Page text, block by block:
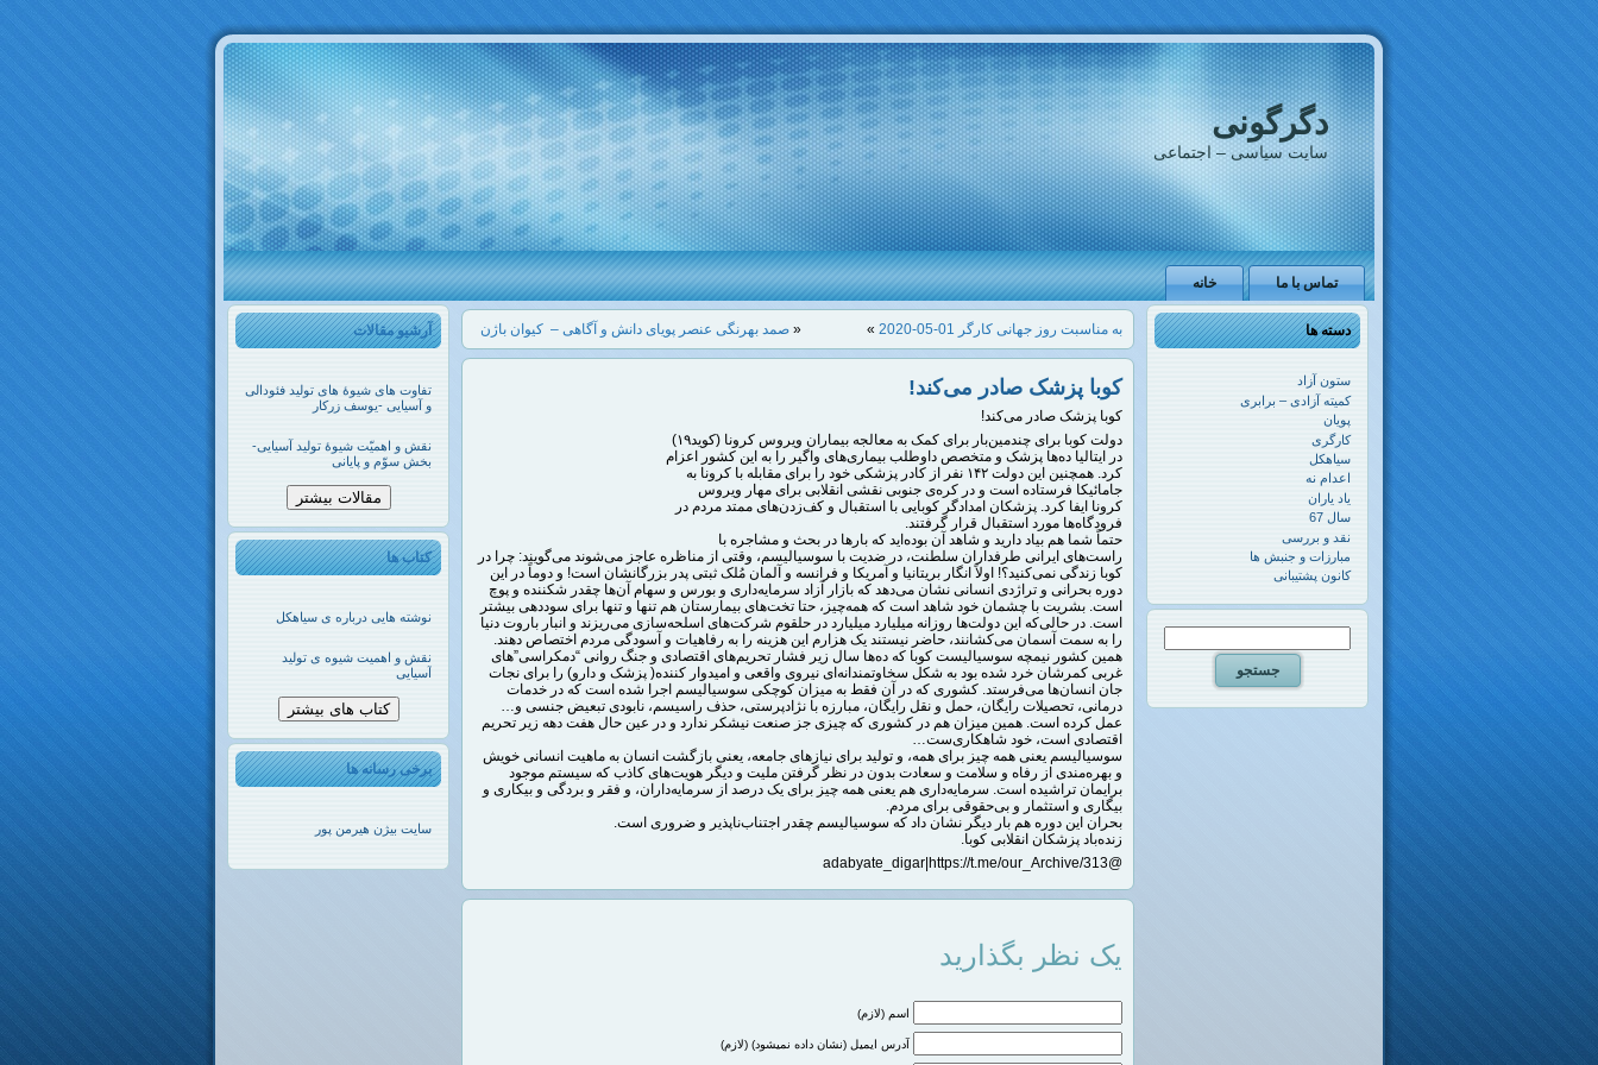
دگرگونی
سایت سیاسی – اجتماعی
خانه تماس با ما
آرشیو مقالات
تفاوت های شیوۀ های تولید فئودالی
و آسیایی -یوسف زرکار
نقش و اهمیّت شیوۀ تولید آسیایی-
بخش سوّم و پایانی
مقالات بیشتر
کتاب ها
نوشته هایی درباره ی سیاهکل
نقش و اهمیت شیوه ی تولید
آسیایی
کتاب های بیشتر
برخی رسانه ها
سایت بیژن هیرمن پور
« صمد بهرنگی عنصر پویای دانش و آگاهی – کیوان باژن به مناسبت روز جهانی کارگر 01-05-2020 »
کوبا پزشک صادر می‌کند!
کوبا پزشک صادر می‌کند!
دولت کوبا برای چندمین‌بار برای کمک به معالجه بیماران ویروس کرونا (کوید۱۹)
در ایتالیا ده‌ها پزشک و متخصص داوطلب بیماری‌های واگیر را به این کشور اعزام
کرد. ‏همچنین این دولت ۱۴۲ نفر از کادر پزشکی خود را برای مقابله با کرونا به
جامائیکا فرستاده است و در کره‌ی جنوبی نقشی انقلابی برای مهار ویروس
کرونا ایفا کرد. پزشکان امدادگر کوبایی با استقبال و کف‌زدن‌های ممتد مردم در
فرودگاه‌ها مورد استقبال قرار گرفتند.
حتماً شما هم بیاد دارید و شاهد آن بوده‌اید که بارها در بحث و مشاجره با
راست‌های ایرانی طرفداران سلطنت، در ضدیت با سوسیالیسم، وقتی از مناظره عاجز می‌شوند می‌گویند: چرا در
کوبا زندگی نمی‌کنید؟! اولاً انگار بریتانیا و آمریکا و فرانسه و آلمان مُلک ثبتی پدر بزرگانشان است! و دوماً در این
دوره بحرانی و تراژدی انسانی نشان می‌دهد که بازار آزاد سرمایه‌داری و بورس و سهام آن‌ها چقدر شکننده و پوچ
است. بشریت با چشمان خود شاهد است که همه‌چیز، حتا تخت‌های بیمارستان هم تنها و تنها برای سوددهی بیشتر
است. در حالی‌که این دولت‌ها روزانه میلیارد میلیارد در حلقوم شرکت‌های اسلحه‌سازی می‌ریزند و انبار باروت دنیا
را به سمت آسمان می‌کشانند، حاضر نیستند یک هزارم این هزینه را به رفاهیات و آسودگی مردم اختصاص دهند.
همین کشور نیمچه سوسیالیست کوبا که ده‌ها سال زیر فشار تحریم‌های اقتصادی و جنگ روانی “دمکراسی‌”های
غربی کمرشان خرد شده بود به شکل سخاوتمندانه‌ای نیروی واقعی و امیدوار کننده( پزشک و دارو) را برای نجات
جان انسان‌ها می‌فرستد. کشوری که در آن فقط به میزان کوچکی سوسیالیسم اجرا شده است که در خدمات
درمانی، تحصیلات رایگان، حمل و نقل رایگان، مبارزه با نژادپرستی، حذف راسیسم، نابودی تبعیض جنسی و…
عمل کرده است. همین میزان هم در کشوری که چیزی جز صنعت نیشکر ندارد و در عین حال هفت دهه زیر تحریم
اقتصادی است، خود شاهکاری‌ست…
سوسیالیسم یعنی همه چیز برای همه، و تولید برای نیازهای جامعه، یعنی بازگشت انسان به ماهیت انسانی خویش
و بهره‌مندی از رفاه و سلامت و سعادت بدون در نظر گرفتن ملیت و دیگر هویت‌های کاذب که سیستم موجود
برایمان تراشیده است. سرمایه‌داری هم یعنی همه چیز برای یک درصد از سرمایه‌داران، و فقر و بردگی و بیکاری و
بیگاری و استثمار و بی‌حقوقی برای مردم.
بحران این دوره هم بار دیگر نشان داد که سوسیالیسم چقدر اجتناب‌ناپذیر و ضروری است.
زنده‌باد پزشکان انقلابی کوبا.
@adabyate_digar|https://t.me/our_Archive/313
یک نظر بگذارید
اسم (لازم)
آدرس ایمیل (نشان داده نمیشود) (لازم)
دسته ها
ستون آزاد
کمیته آزادی – برابری
پویان
کارگری
سیاهکل
اعدام نه
یاد یاران
سال 67
نقد و بررسی
مبارزات و جنبش ها
کانون پشتیبانی